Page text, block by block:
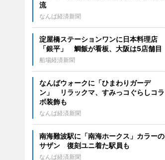
流
なんば経済新聞
淀屋橋ステーションワンに日本料理店
「銀平」 鯛飯が看板、大阪は5店舗目
船場経済新聞
なんばウォークに「ひまわりガーデ
ン」 リラックマ、すみっコぐらしコラ
ボ装飾も
なんば経済新聞
南海難波駅に「南海ホークス」カラーの
サザン 復刻ユニ着た駅員も
なんば経済新聞